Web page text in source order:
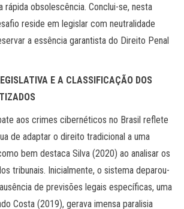
rápida obsolescência. Conclui-se, nesta
reside em legislar com neutralidade
a essência garantista do Direito Penal
E A CLASSIFICAÇÃO DOS
aos crimes cibernéticos no Brasil reflete
de adaptar o direito tradicional a uma
bem destaca Silva (2020) ao analisar os
tribunais. Inicialmente, o sistema deparou-
de previsões legais específicas, uma
Costa (2019), gerava imensa paralisia